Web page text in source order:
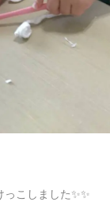
こしました✨✨